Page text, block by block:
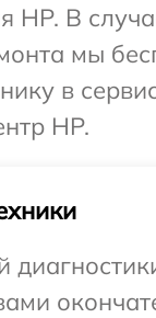
HP. В
мы
в
HP.